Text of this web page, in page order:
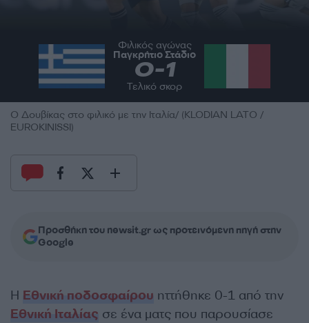
Φιλικός αγώνας
Παγκρήτιο Στάδιο
0-1
Τελικό σκορ
Ο Δουβίκας στο φιλικό με την Ιταλία/ (KLODIAN LATO /
EUROKINISSI)
Προσθήκη του newsit.gr ως προτεινόμενη πηγή στην
Google
Η Εθνική ποδοσφαίρου ηττήθηκε 0-1 από την
Εθνική Ιταλίας σε ένα ματς που παρουσίασε